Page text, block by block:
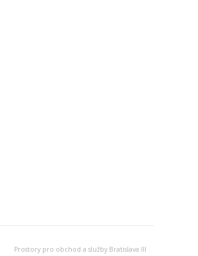
Prostory pro obchod a služby Bratislava III